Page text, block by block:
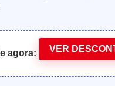
agora: VER